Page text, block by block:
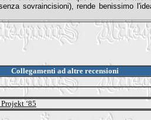
sovraincisioni), rende benissimo
Collegamenti ad altre recensioni
‘85